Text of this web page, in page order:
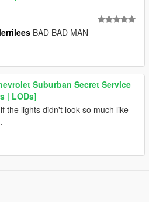
BAD BAD MAN
Suburban Secret Service
| LODs]
the lights didn't look so much like